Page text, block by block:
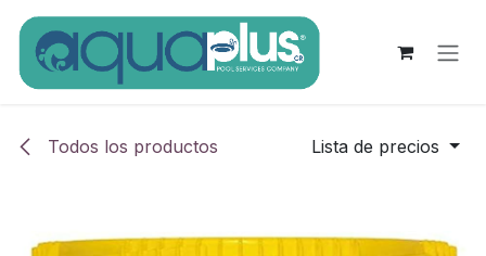
Ir al contenido
Todos los productos Lista de precios